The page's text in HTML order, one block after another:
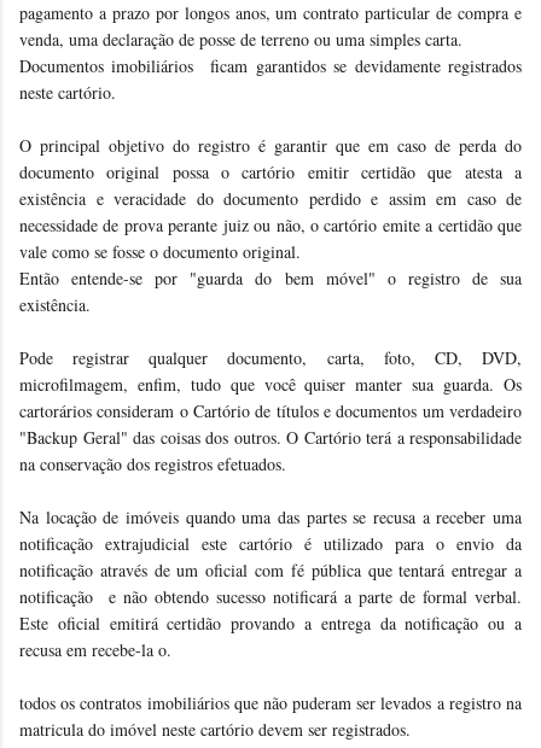
pagamento a prazo por longos anos, um contrato particular de compra e
venda, uma declaração de posse de terreno ou uma simples carta.
Documentos imobiliários ficam garantidos se devidamente registrados
neste cartório.
O principal objetivo do registro é garantir que em caso de perda do
documento original possa o cartório emitir certidão que atesta a
existência e veracidade do documento perdido e assim em caso de
necessidade de prova perante juiz ou não, o cartório emite a certidão que
vale como se fosse o documento original.
Então entende-se por "guarda do bem móvel" o registro de sua
existência.
Pode registrar qualquer documento, carta, foto, CD, DVD,
microfilmagem, enfim, tudo que você quiser manter sua guarda. Os
cartorários consideram o Cartório de títulos e documentos um verdadeiro
"Backup Geral" das coisas dos outros. O Cartório terá a responsabilidade
na conservação dos registros efetuados.
Na locação de imóveis quando uma das partes se recusa a receber uma
notificação extrajudicial este cartório é utilizado para o envio da
notificação através de um oficial com fé pública que tentará entregar a
notificação e não obtendo sucesso notificará a parte de formal verbal.
Este oficial emitirá certidão provando a entrega da notificação ou a
recusa em recebe-la o.
todos os contratos imobiliários que não puderam ser levados a registro na
matricula do imóvel neste cartório devem ser registrados.